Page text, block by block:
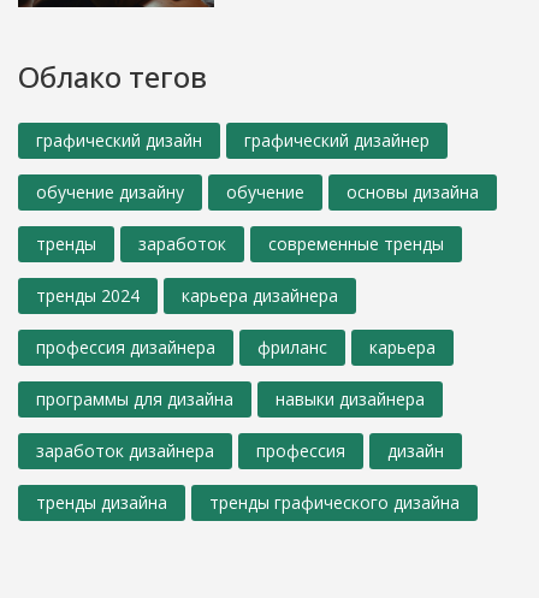
Облако тегов
графический дизайн графический дизайнер
обучение дизайну обучение основы дизайна
тренды заработок современные тренды
тренды 2024 карьера дизайнера
профессия дизайнера фриланс карьера
программы для дизайна навыки дизайнера
заработок дизайнера профессия дизайн
тренды дизайна тренды графического дизайна